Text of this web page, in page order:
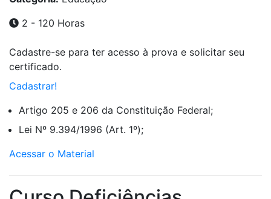
2 - 120 Horas
Cadastre-se para ter acesso à prova e solicitar seu
certificado.
Cadastrar!
Artigo 205 e 206 da Constituição Federal;
Lei Nº 9.394/1996 (Art. 1º);
Acessar o Material